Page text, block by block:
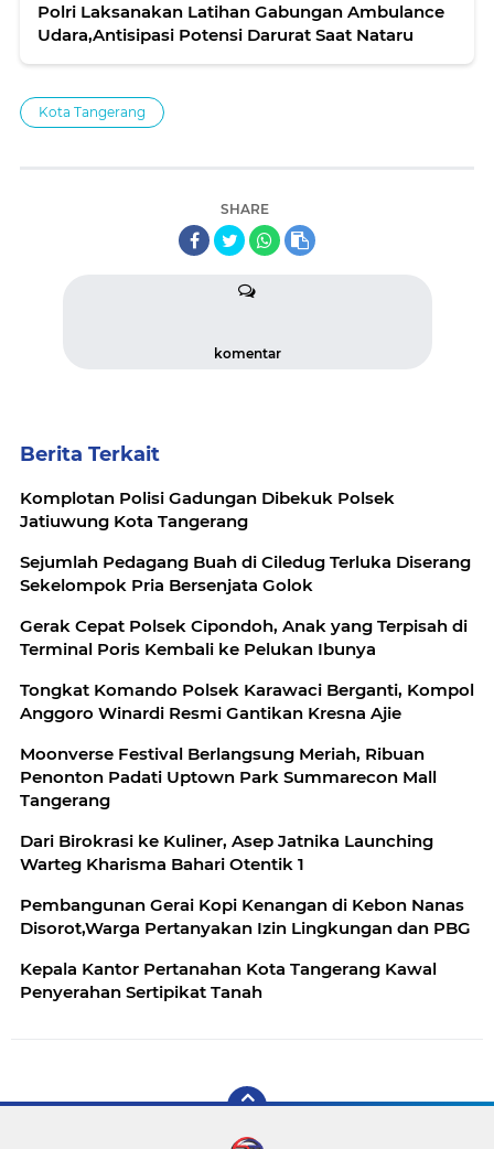
Polri Laksanakan Latihan Gabungan Ambulance
Udara,Antisipasi Potensi Darurat Saat Nataru
Kota Tangerang
SHARE
komentar
Berita Terkait
Komplotan Polisi Gadungan Dibekuk Polsek
Jatiuwung Kota Tangerang
Sejumlah Pedagang Buah di Ciledug Terluka Diserang
Sekelompok Pria Bersenjata Golok
Gerak Cepat Polsek Cipondoh, Anak yang Terpisah di
Terminal Poris Kembali ke Pelukan Ibunya
Tongkat Komando Polsek Karawaci Berganti, Kompol
Anggoro Winardi Resmi Gantikan Kresna Ajie
Moonverse Festival Berlangsung Meriah, Ribuan
Penonton Padati Uptown Park Summarecon Mall
Tangerang
Dari Birokrasi ke Kuliner, Asep Jatnika Launching
Warteg Kharisma Bahari Otentik 1
Pembangunan Gerai Kopi Kenangan di Kebon Nanas
Disorot,Warga Pertanyakan Izin Lingkungan dan PBG
Kepala Kantor Pertanahan Kota Tangerang Kawal
Penyerahan Sertipikat Tanah